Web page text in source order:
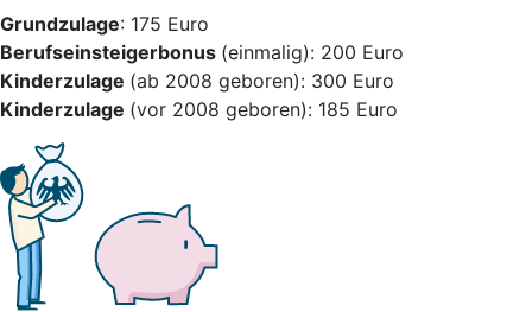
Grundzulage: 175 Euro
Berufseinsteigerbonus (einmalig): 200 Euro
Kinderzulage (ab 2008 geboren): 300 Euro
Kinderzulage (vor 2008 geboren): 185 Euro